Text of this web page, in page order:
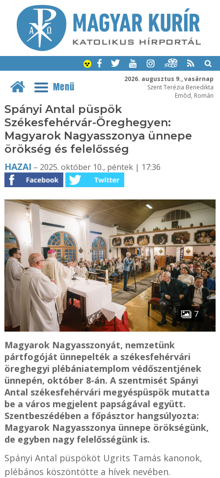
2026. augusztus 9., vasárnap
Szent Terézia Benedikta
Emõd, Román
Menü
Spányi Antal püspök
Székesfehérvár-Öreghegyen:
Magyarok Nagyasszonya ünnepe
örökség és felelősség
HAZAI – 2025. október 10., péntek | 17:36
7
Magyarok Nagyasszonyát, nemzetünk
pártfogóját ünnepelték a székesfehérvári
öreghegyi plébániatemplom védőszentjének
ünnepén, október 8-án. A szentmisét Spányi
Antal székesfehérvári megyéspüspök mutatta
be a város megjelent papságával együtt.
Szentbeszédében a főpásztor hangsúlyozta:
Magyarok Nagyasszonya ünnepe örökségünk,
de egyben nagy felelősségünk is.
Spányi Antal püspököt Ugrits Tamás kanonok,
plébános köszöntötte a hívek nevében.